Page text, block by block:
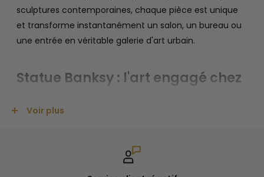
sculptures contemporaines, chaque pièce est unique
et transforme instantanément un salon, un bureau ou
une entrée en véritable galerie d'art urbain.
Statue Banksy : l'art engagé chez
monde. Rats, policiers, fillette au ballon, personnages au
Voir plus